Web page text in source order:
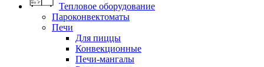
Тепловое оборудование
Пароконвектоматы
Печи
Для пиццы
Конвекционные
Печи-мангалы